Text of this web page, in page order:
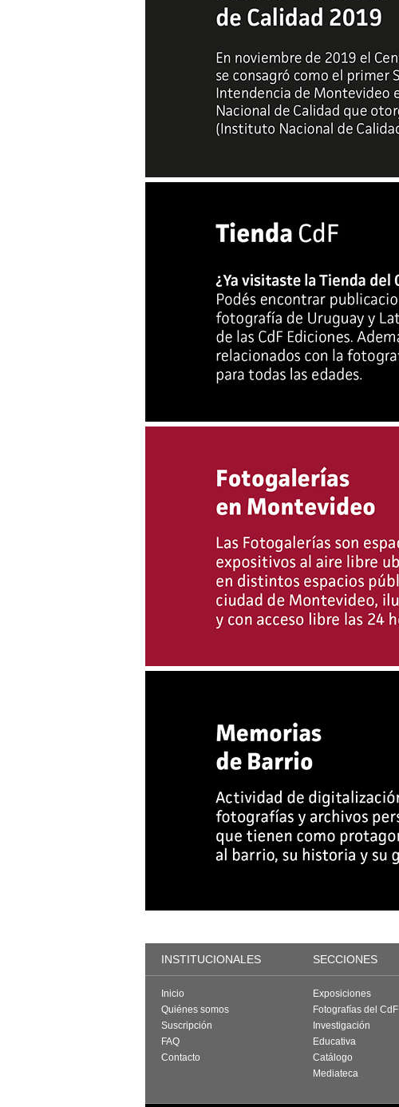
INSTITUCIONALES SECCIONES
Inicio
Quiénes somos
Suscripción
FAQ
Contacto
Exposiciones
Fotografías del CdF
Investigación
Educativa
Catálogo
Mediateca